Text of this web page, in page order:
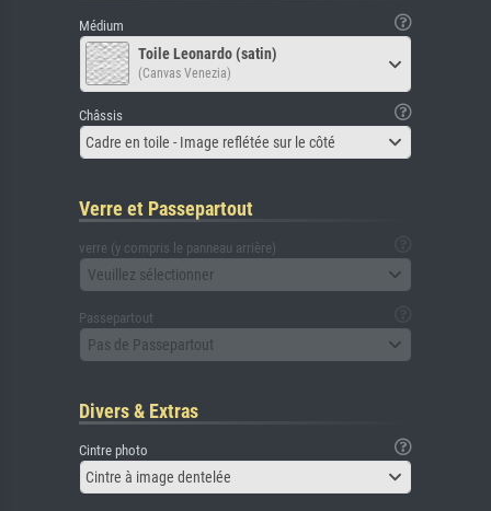
Médium
Toile Leonardo (satin)
(Canvas Venezia)
Châssis
Cadre en toile - Image reflétée sur le côté
Verre et Passepartout
verre (y compris le panneau arrière)
Veuillez sélectionner
Passepartout
Pas de Passepartout
Divers & Extras
Cintre photo
Cintre à image dentelée